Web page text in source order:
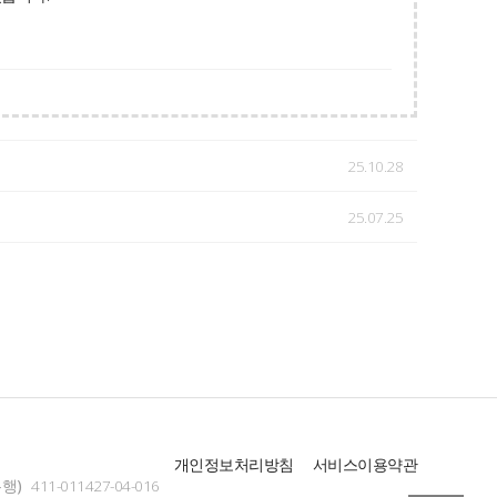
25.10.28
25.07.25
개인정보처리방침
서비스이용약관
) 411-011427-04-016